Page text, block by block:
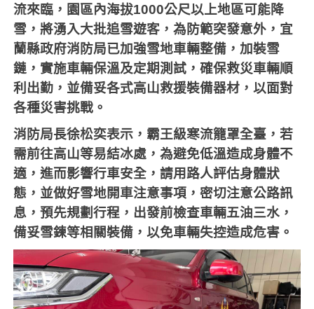
流來臨，園區內海拔1000公尺以上地區可能降
雪，將湧入大批追雪遊客，為防範突發意外，宜
蘭縣政府消防局已加強雪地車輛整備，加裝雪
鏈，實施車輛保溫及定期測試，確保救災車輛順
利出勤，並備妥各式高山救援裝備器材，以面對
各種災害挑戰。
消防局長徐松奕表示，霸王級寒流籠罩全臺，若
需前往高山等易結冰處，為避免低溫造成身體不
適，進而影響行車安全，請用路人評估身體狀
態，並做好雪地開車注意事項，密切注意公路訊
息，預先規劃行程，出發前檢查車輛五油三水，
備妥雪鍊等相關裝備，以免車輛失控造成危害。